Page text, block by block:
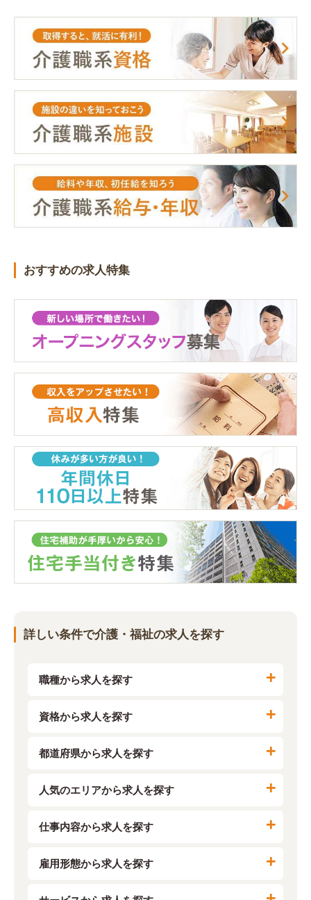
おすすめの求人特集
詳しい条件で介護・福祉の求人を探す
職種から求人を探す
資格から求人を探す
都道府県から求人を探す
人気のエリアから求人を探す
仕事内容から求人を探す
雇用形態から求人を探す